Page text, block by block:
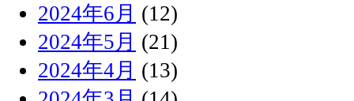
2024年6月 (12)
2024年5月 (21)
2024年4月 (13)